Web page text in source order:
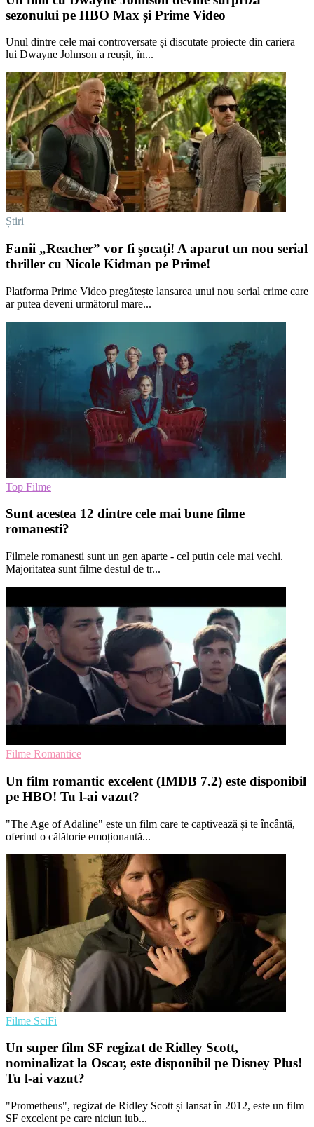
sezonului pe HBO Max și Prime Video
Unul dintre cele mai controversate și discutate proiecte din cariera
lui Dwayne Johnson a reușit, în...
Știri
Fanii „Reacher” vor fi șocați! A aparut un nou serial
thriller cu Nicole Kidman pe Prime!
Platforma Prime Video pregătește lansarea unui nou serial crime care
ar putea deveni următorul mare...
Top Filme
Sunt acestea 12 dintre cele mai bune filme
romanesti?
Filmele romanesti sunt un gen aparte - cel putin cele mai vechi.
Majoritatea sunt filme destul de tr...
Filme Romantice
Un film romantic excelent (IMDB 7.2) este disponibil
pe HBO! Tu l-ai vazut?
"The Age of Adaline" este un film care te captivează și te încântă,
oferind o călătorie emoționantă...
Filme SciFi
Un super film SF regizat de Ridley Scott,
nominalizat la Oscar, este disponibil pe Disney Plus!
Tu l-ai vazut?
"Prometheus", regizat de Ridley Scott și lansat în 2012, este un film
SF excelent pe care niciun iub...